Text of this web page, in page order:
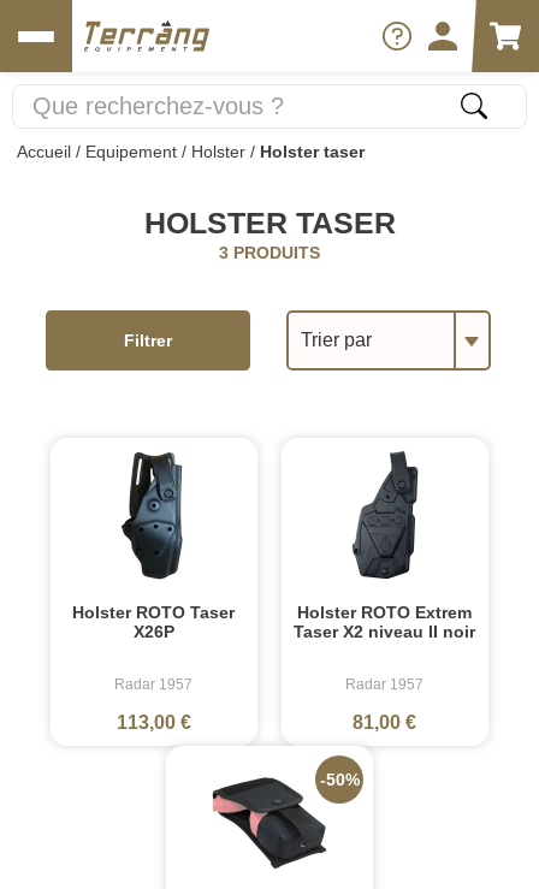
Accueil / Equipement / Holster / Holster taser
HOLSTER TASER
3 PRODUITS
Trier par
Filtrer
Holster ROTO Taser
X26P
Radar 1957
113,00 €
Holster ROTO Extrem
Taser X2 niveau II noir
Radar 1957
81,00 €
-50%